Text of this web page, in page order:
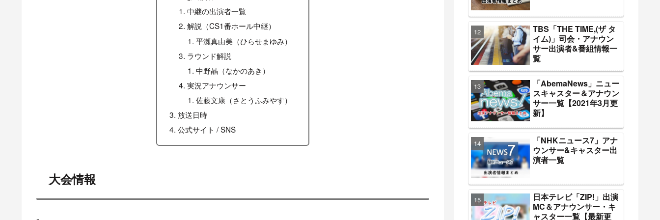
中継の出演者一覧
解説（CS1番ホール中継）
平瀬真由美（ひらせまゆみ）
ラウンド解説
中野晶（なかのあき）
実況アナウンサー
佐藤文康（さとうふみやす）
放送日時
公式サイト / SNS
大会情報
TBS「THE TIME,(ザ タ
イム)」司会・アナウン
サー出演者&番組情報一
覧
「AbemaNews」ニュー
スキャスター＆アナウン
サー一覧【2021年3月更
新】
「NHKニュース7」アナ
ウンサー&キャスター出
演者一覧
日本テレビ「ZIP!」出演
MC＆アナウンサー・キ
ャスター一覧【最新更